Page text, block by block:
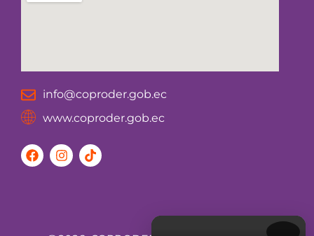
info@coproder.gob.ec
www.coproder.gob.ec
F
a
I
n
T
i